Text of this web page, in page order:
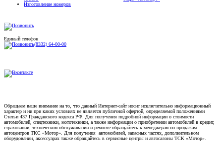
Единый телефон
характер и ни при каких условиях не является публичной офертой, определяемой положениями
Статьи 437 Гражданского кодекса РФ. Для получения подробной информации о стоимости
автомобилей, спецтехники, мототехники, а также информации о приобретении автомобилей в кредит,
страховании, техническом обслуживании и ремонте обращайтесь к менеджерам по продажам
автоцентров ТКС «Мотор». Для получения автомобилей, запасных частях, дополнительном
оборудовании, аксессуарах также обращайтесь в сервисные центры и автосалоны ТСК «Мотор».